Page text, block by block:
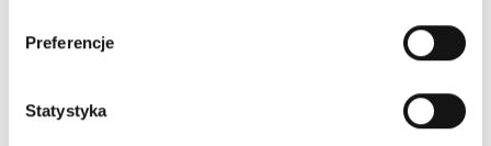
Preferencje
Statystyka
WARZYW